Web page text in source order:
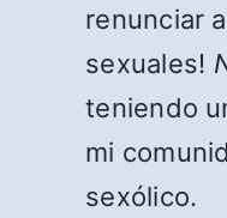
renunciar
sexuales!
teniendo
mi
sexólico.